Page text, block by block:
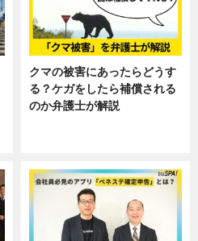
クマの被害にあったらどうす
る？ケガをしたら補償される
のか弁護士が解説